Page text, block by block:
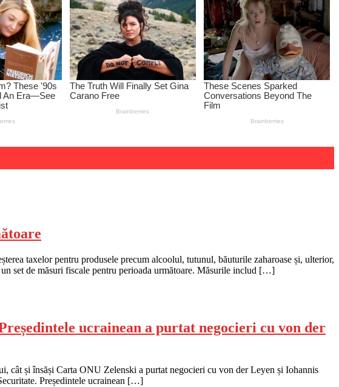
taxelor pentru produsele precum alcoolul, tutunul, băuturile zaharoase și, ulterior,
set de măsuri fiscale pentru perioada următoare. Măsurile includ […]
ucrainean a purtat negocieri cu von der
cât și însăși Carta ONU Zelenski a purtat negocieri cu von der Leyen și Iohannis
Președintele ucrainean […]